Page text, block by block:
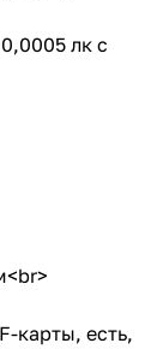
лк с
карты, есть,